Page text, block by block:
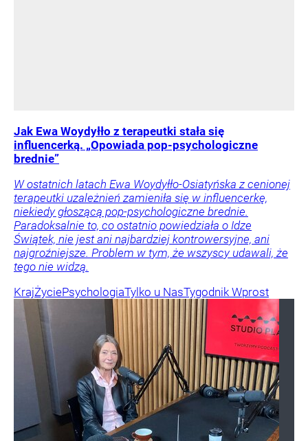
Jak Ewa Woydyłło z terapeutki stała się
influencerką. „Opowiada pop-psychologiczne
brednie”
W ostatnich latach Ewa Woydyłło-Osiatyńska z cenionej
terapeutki uzależnień zamieniła się w influencerkę,
niekiedy głoszącą pop-psychologiczne brednie.
Paradoksalnie to, co ostatnio powiedziała o Idze
Świątek, nie jest ani najbardziej kontrowersyjne, ani
najgroźniejsze. Problem w tym, że wszyscy udawali, że
tego nie widzą.
KrajŻyciePsychologiaTylko u NasTygodnik Wprost